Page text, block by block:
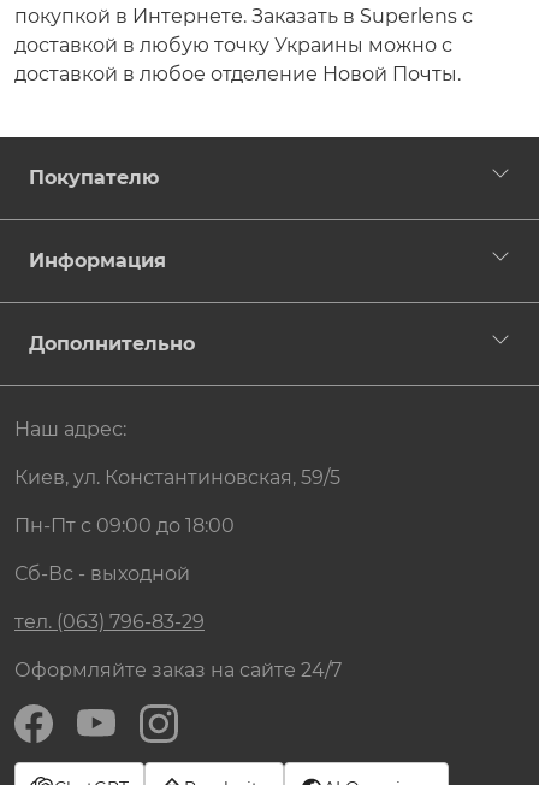
покупкой в Интернете. Заказать в Superlens с
доставкой в любую точку Украины можно с
доставкой в любое отделение Новой Почты.
Покупателю
Информация
Дополнительно
Наш адрес:
Киев, ул. Константиновская, 59/5
Пн-Пт с 09:00 до 18:00
Сб-Вс - выходной
тел. (063) 796-83-29
Оформляйте заказ на сайте 24/7